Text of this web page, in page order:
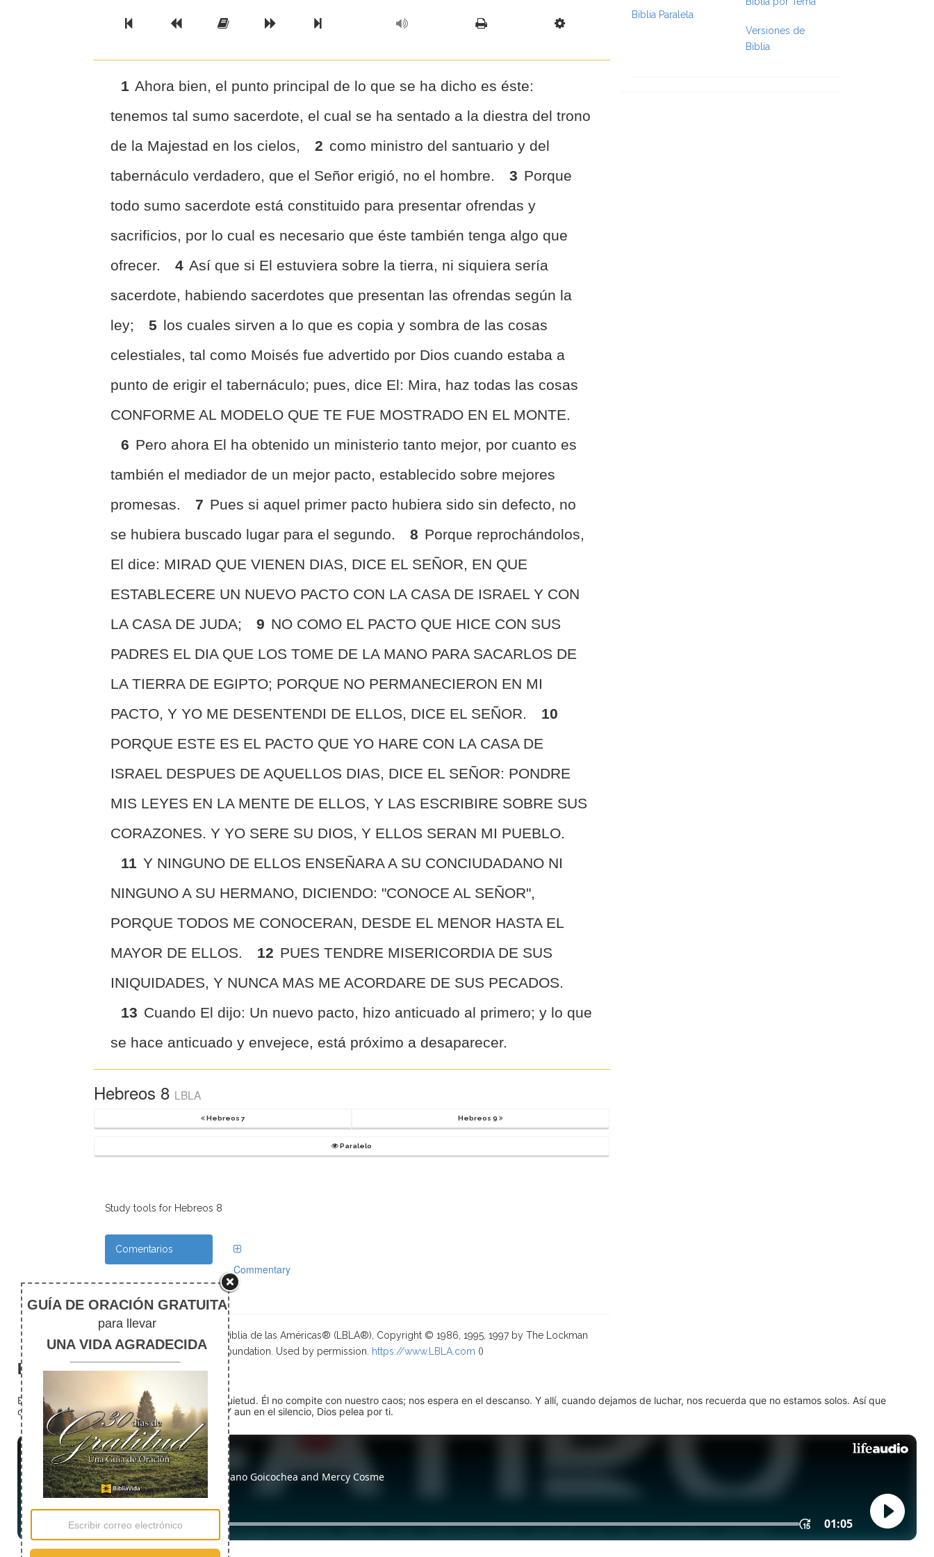
Previous BookPrevious Chapter
Read the Full Chapter
Next Chapter
Next Book Scripture Formatting
1 Ahora bien, el punto principal de lo que se ha dicho es éste:
tenemos tal sumo sacerdote, el cual se ha sentado a la diestra del trono
de la Majestad en los cielos,
2 como ministro del santuario y del
tabernáculo verdadero, que el Señor erigió, no el hombre.
3 Porque
todo sumo sacerdote está constituido para presentar ofrendas y
sacrificios, por lo cual es necesario que éste también tenga algo que
ofrecer.
4 Así que si El estuviera sobre la tierra, ni siquiera sería
sacerdote, habiendo sacerdotes que presentan las ofrendas según la
ley;
5 los cuales sirven a lo que es copia y sombra de las cosas
celestiales, tal como Moisés fue advertido por Dios cuando estaba a
punto de erigir el tabernáculo; pues, dice El: Mira, haz todas las cosas
CONFORME AL MODELO QUE TE FUE MOSTRADO EN EL MONTE.
6 Pero ahora El ha obtenido un ministerio tanto mejor, por cuanto es
también el mediador de un mejor pacto, establecido sobre mejores
promesas.
7 Pues si aquel primer pacto hubiera sido sin defecto, no
se hubiera buscado lugar para el segundo.
8 Porque reprochándolos,
El dice: MIRAD QUE VIENEN DIAS, DICE EL SEÑOR, EN QUE
ESTABLECERE UN NUEVO PACTO CON LA CASA DE ISRAEL Y CON
LA CASA DE JUDA;
9 NO COMO EL PACTO QUE HICE CON SUS
PADRES EL DIA QUE LOS TOME DE LA MANO PARA SACARLOS DE
LA TIERRA DE EGIPTO; PORQUE NO PERMANECIERON EN MI
PACTO, Y YO ME DESENTENDI DE ELLOS, DICE EL SEÑOR.
10
PORQUE ESTE ES EL PACTO QUE YO HARE CON LA CASA DE
ISRAEL DESPUES DE AQUELLOS DIAS, DICE EL SEÑOR: PONDRE
MIS LEYES EN LA MENTE DE ELLOS, Y LAS ESCRIBIRE SOBRE SUS
CORAZONES. Y YO SERE SU DIOS, Y ELLOS SERAN MI PUEBLO.
11 Y NINGUNO DE ELLOS ENSEÑARA A SU CONCIUDADANO NI
NINGUNO A SU HERMANO, DICIENDO: "CONOCE AL SEÑOR",
PORQUE TODOS ME CONOCERAN, DESDE EL MENOR HASTA EL
MAYOR DE ELLOS.
12 PUES TENDRE MISERICORDIA DE SUS
INIQUIDADES, Y NUNCA MAS ME ACORDARE DE SUS PECADOS.
13 Cuando El dijo: Un nuevo pacto, hizo anticuado al primero; y lo que
se hace anticuado y envejece, está próximo a desaparecer.
Hebreos 8 LBLA
Hebreos 7 Hebreos 9
Paralelo
Study tools for Hebreos 8
Comentarios
Commentary
Scripture taken from La Biblia de las Américas® (LBLA®), Copyright © 1986, 1995, 1997 by The Lockman
Foundation. Used by permission.
https://www.LBLA.com ()
Biblia Paralela
Versiones de
Biblia
El silencio
En medio del ruido, Dios nos encuentra en la quietud. Él no compite con nuestro caos; nos espera en el descanso. Y allí, cuando dejamos de luchar, nos recuerda que no estamos solos. Así que
detente (quédate quieto) Dios está presente. Y aun en el silencio, Dios pelea por ti.